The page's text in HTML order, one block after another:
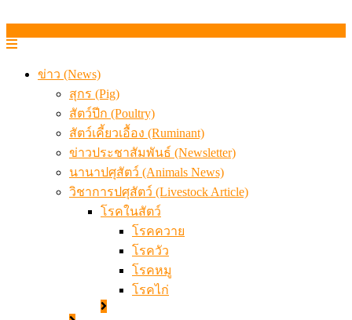
ข่าว (News)
สุกร (Pig)
สัตว์ปีก (Poultry)
สัตว์เคี้ยวเอื้อง (Ruminant)
ข่าวประชาสัมพันธ์ (Newsletter)
นานาปศุสัตว์ (Animals News)
วิชาการปศุสัตว์ (Livestock Article)
โรคในสัตว์
โรคควาย
โรควัว
โรคหมู
โรคไก่